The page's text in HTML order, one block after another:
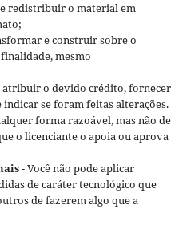
redistribuir o material em
e construir sobre o
mesmo
atribuir o devido crédito, fornecer
indicar se foram feitas alterações.
forma razoável, mas não de
o licenciante o apoia ou aprova
- Você não pode aplicar
de caráter tecnológico que
de fazerem algo que a